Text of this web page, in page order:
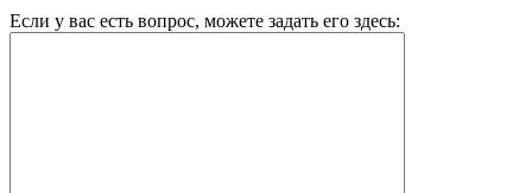
Если у вас есть вопрос, можете задать его здесь: